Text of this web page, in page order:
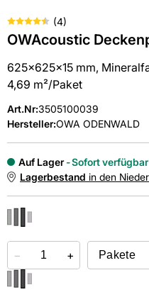
(4)
OWAcoustic
625x625x15 mm,
4,69 m²/Paket
Art.Nr:3505100039
Hersteller:OWA ODENWALD
Auf Lager
Sofort verfügbar
Lagerbestand in den
Online kaufen &
− +